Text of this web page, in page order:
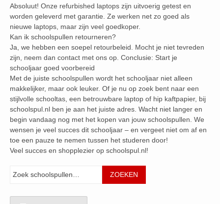
Absoluut! Onze refurbished laptops zijn uitvoerig getest en
worden geleverd met garantie. Ze werken net zo goed als
nieuwe laptops, maar zijn veel goedkoper.
Kan ik schoolspullen retourneren?
Ja, we hebben een soepel retourbeleid. Mocht je niet tevreden
zijn, neem dan contact met ons op. Conclusie: Start je
schooljaar goed voorbereid
Met de juiste schoolspullen wordt het schooljaar niet alleen
makkelijker, maar ook leuker. Of je nu op zoek bent naar een
stijlvolle schooltas, een betrouwbare laptop of hip kaftpapier, bij
schoolspul.nl ben je aan het juiste adres. Wacht niet langer en
begin vandaag nog met het kopen van jouw schoolspullen. We
wensen je veel succes dit schooljaar – en vergeet niet om af en
toe een pauze te nemen tussen het studeren door!
Veel succes en shopplezier op schoolspul.nl!
ZOEKEN